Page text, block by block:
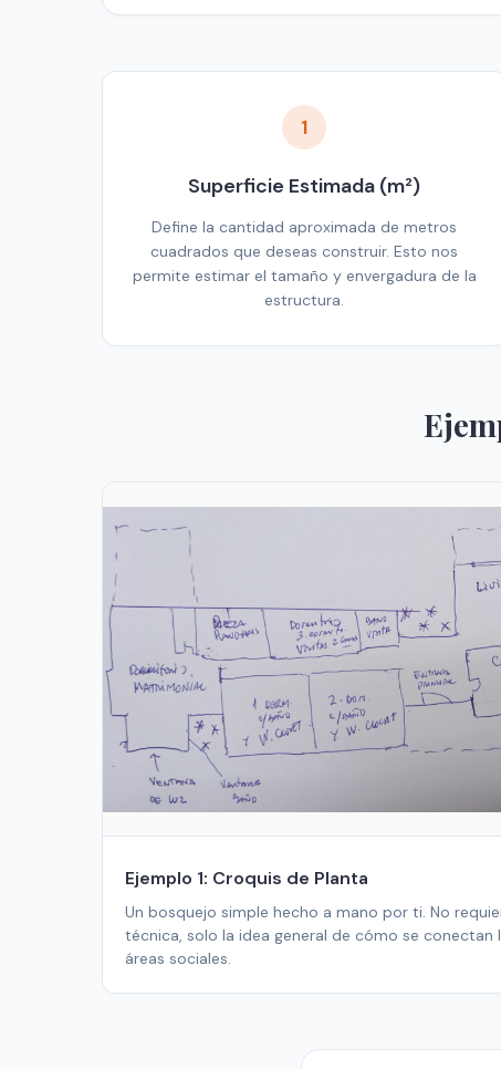
1
Superficie Estimada (m²)
Define la cantidad aproximada de metros
cuadrados que deseas construir. Esto nos
permite estimar el tamaño y envergadura de la
estructura.
Ejemplo 1: Croquis de Planta
Un bosquejo simple hecho a mano por ti. No
técnica, solo la idea general de cómo se conectan
áreas sociales.